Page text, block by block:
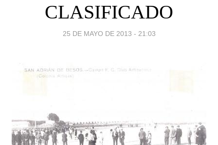
CLASIFICADO
25 DE MAYO DE 2013 - 21:03